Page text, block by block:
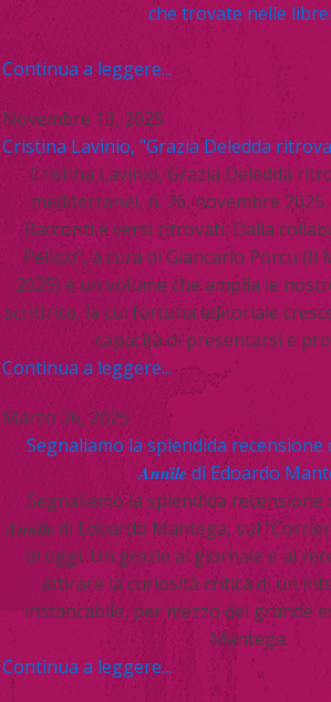
che trovate nelle
Continua a leggere...
Novembre 13, 2025
Cristina Lavinio, "Grazia Deledda
Cristina Lavinio, Grazia Deledda
mediterranei, n. 76, novembre
Racconti e versi ritrovati. Dalla
Pellico”, a cura di Giancarlo Porcu
2025) è un volume che amplia le
scrittrice, la cui fortuna editoriale
capacità di presentarsi e
Continua a leggere...
Marzo 26, 2025
Segnaliamo la splendida recensione di
𝑨𝒏𝒏𝒊̀𝒍𝒆 di Edoardo
Segnaliamo la splendida recensione di
𝑨𝒏𝒏𝒊̀𝒍𝒆 di Edoardo Mantega, sul
di oggi. Un grazie al giornale e al
attirare la curiosità critica di un
instancabile, per mezzo del grande
Mantega.
Continua a leggere...